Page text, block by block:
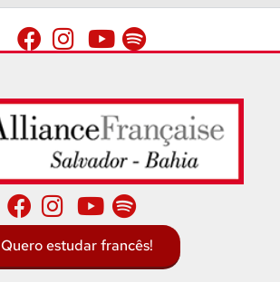
Quero estudar francês!